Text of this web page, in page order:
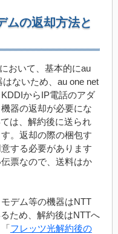
ムの返却方法と
おいて、基本的にau
ないため、au one net
からIP電話のアダ
器の返却が必要にな
は、解約後に送られ
。返却の際の梱包す
する必要があります
票なので、送料はか
デム等の機器はNTT
ため、解約後はNTTへ
フレッツ光解約後の